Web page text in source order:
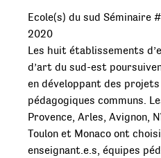
Ecole(s) du sud Séminaire
2020
Les huit établissements
d’art du sud-est
en développant des
pédagogiques communs.
Provence, Arles, Avignon,
Toulon et Monaco ont
enseignant.e.s, équipes